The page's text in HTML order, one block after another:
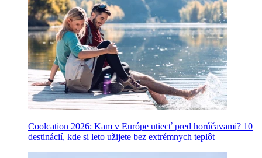
Coolcation 2026: Kam v Európe utiecť pred horúčavami? 10
destinácií, kde si leto užijete bez extrémnych teplôt